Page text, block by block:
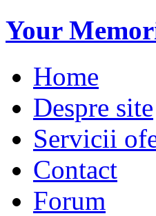
Your
Home
Despre site
Servicii
Contact
Forum